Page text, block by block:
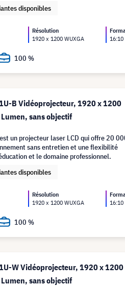
disponibles
Résolution
1920 x 1200 WUXGA
16:10
100 %
B Vidéoprojecteur, 1920 x 1200
sans objectif
un projecteur laser LCD qui offre 20
sans entretien et une flexibilité
et le domaine professionnel.
disponibles
Résolution
1920 x 1200 WUXGA
16:10
100 %
W Vidéoprojecteur, 1920 x 1200
sans objectif